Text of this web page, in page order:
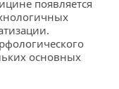
появляется
основных